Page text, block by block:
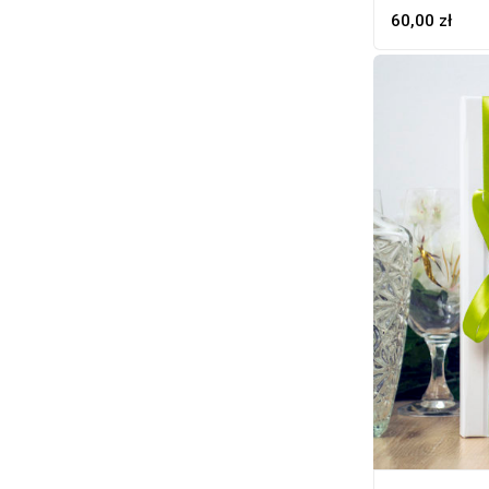
60,00 zł